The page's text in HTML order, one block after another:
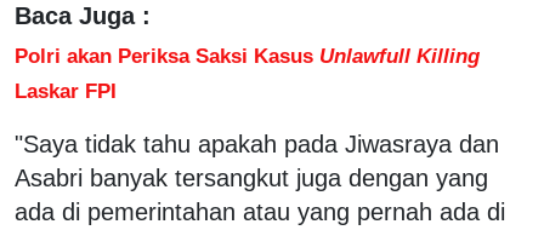
Baca Juga :
Polri akan Periksa Saksi Kasus Unlawfull Killing
Laskar FPI
"Saya tidak tahu apakah pada Jiwasraya dan
Asabri banyak tersangkut juga dengan yang
ada di pemerintahan atau yang pernah ada di